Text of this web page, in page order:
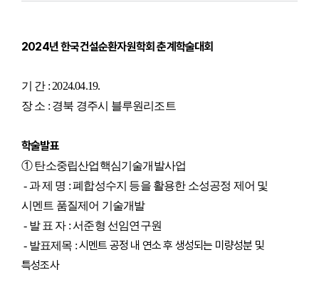
2024년 한국건설순환자원학회 춘계학술대회
기 간 : 2024.04.19.
장 소 : 경북 경주시 블루원리조트
학술발표
①탄소중립산업핵심기술개발사업
- 과 제 명 : 폐합성수지 등을 활용한 소성공정 제어 및
시멘트 품질제어 기술개발
- 발 표 자 :서준형 선임연구원
- 발표제목 :시멘트 공정 내 연소 후 생성되는 미량성분 및
특성조사